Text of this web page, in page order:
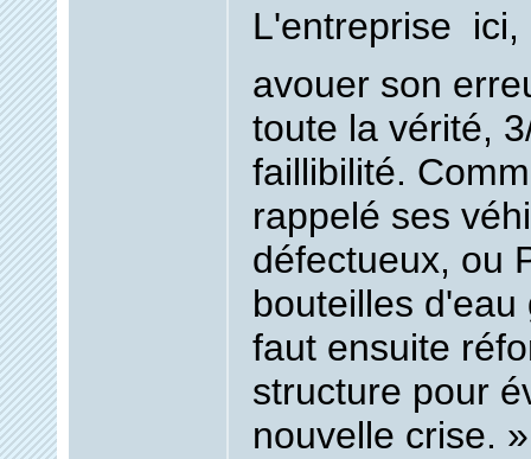
L'entreprise 
avouer son
toute la vérité,
faillibilité.
rappelé ses
défectueux, ou
bouteilles d'eau
faut ensuite
structure pour
nouvelle crise. »